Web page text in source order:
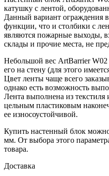
катушку с лентой,
Данный вариант ограждения
функции, что и столбики с
являются пожарные выходы,
склады и прочие места, не
Небольшой вес ArtBarrier W02
его на стену (для этого
Цвет ленты чаще всего
однако есть возможность
Лента выполнена из
цельным пластиковым
ее износоустойчивой.
Купить настенный блок
мм. От выбора этого
товара.
Доставка